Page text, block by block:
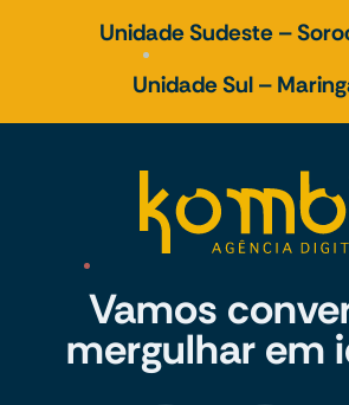
Unidade Sudeste –
Unidade Sul –
Vamos
mergulhar em